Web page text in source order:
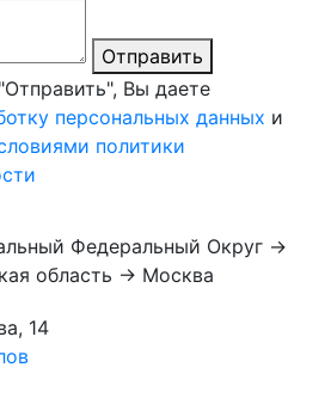
Отправить
Вы даете
персональных данных и
политики
Федеральный Округ →
область → Москва
14